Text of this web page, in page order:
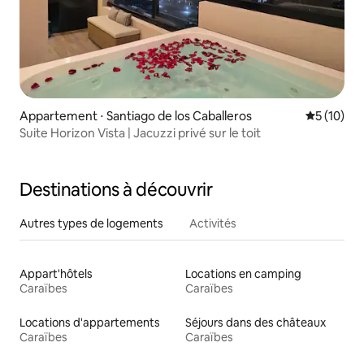
Appartement ⋅ Santiago de los Caballeros
5 (10)
Suite Horizon Vista | Jacuzzi privé sur le toit
Destinations à découvrir
Autres types de logements Activités
Appart'hôtels
Caraïbes
Locations en camping
Caraïbes
Locations d'appartements
Caraïbes
Séjours dans des châteaux
Caraïbes